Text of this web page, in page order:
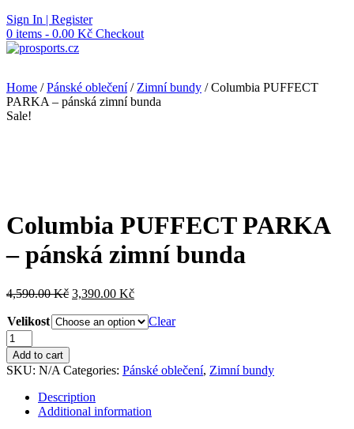
Skip
to
content
Sign In | Register
0 items - 0.00 Kč Checkout
Home /Pánské oblečení/ Zimní bundy / Columbia PUFFECT
PARKA – pánská zimní bunda
Sale!
Columbia PUFFECT PARKA
– pánská zimní bunda
4,590.00Kč 3,390.00 Kč
Velikost
Clear
Columbia
PUFFECT
PARKA
-
pánská
zimní
Add to cart
SKU: N/A Categories: Pánské oblečení, Zimní bundy
Description
Additional information